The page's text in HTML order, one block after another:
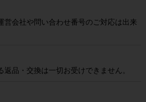
営会社や問い合わせ番号のご対応は出来
返品・交換は一切お受けできません。